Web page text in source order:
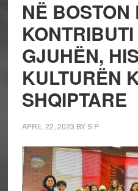
NË BOSTON
GJUHËN,
KULTURËN
SHQIPTARE
APRIL 22, 2023 BYS P